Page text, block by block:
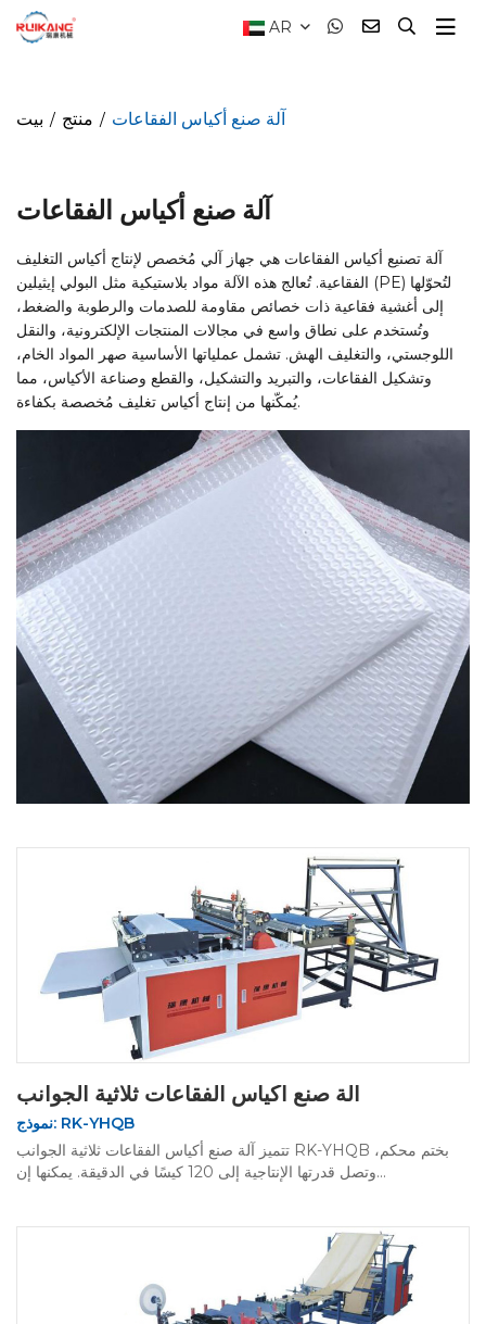
AR
بيت منتج آلة صنع أكياس الفقاعات
آلة صنع أكياس الفقاعات
آلة تصنيع أكياس الفقاعات هي جهاز آلي مُخصص لإنتاج أكياس التغليف
الفقاعية. تُعالج هذه الآلة مواد بلاستيكية مثل البولي إيثيلين (PE) لتُحوّلها
إلى أغشية فقاعية ذات خصائص مقاومة للصدمات والرطوبة والضغط،
وتُستخدم على نطاق واسع في مجالات المنتجات الإلكترونية، والنقل
اللوجستي، والتغليف الهش. تشمل عملياتها الأساسية صهر المواد الخام،
وتشكيل الفقاعات، والتبريد والتشكيل، والقطع وصناعة الأكياس، مما
يُمكّنها من إنتاج أكياس تغليف مُخصصة بكفاءة.
آلة صنع أكياس الفقاعات ثلاثية الجوانب
نموذج: RK-YHQB
تتميز آلة صنع أكياس الفقاعات ثلاثية الجوانب RK-YHQB بختم محكم،
وتصل قدرتها الإنتاجية إلى 120 كيسًا في الدقيقة. يمكنها إن...